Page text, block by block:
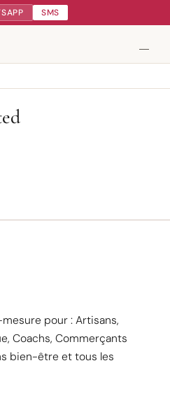
SMS
Tendance Nature Communication
pour : Artisans,
Coachs, Commerçants
bien-être et tous les